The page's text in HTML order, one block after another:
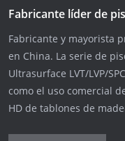
Fabricante líder de
Fabricante y mayorista
en China. La serie de
Ultrasurface LVT/LVP/
como el uso comercial
HD de tablones de